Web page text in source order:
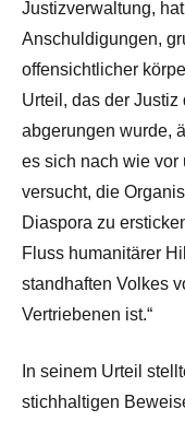
Justizverwaltung,
Anschuldigungen,
offensichtlicher
Urteil, das der
abgerungen wurde,
es sich nach wie vor
versucht, die
Diaspora zu
Fluss humanitärer
standhaften Volkes
Vertriebenen ist.“
In seinem Urteil
stichhaltigen